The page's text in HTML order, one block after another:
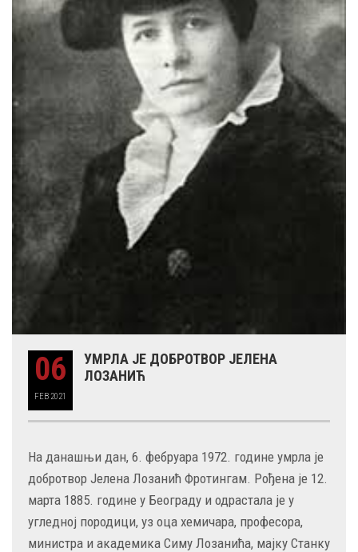
06
FEB 2021
УМРЛА ЈЕ ДОБРОТВОР ЈЕЛЕНА
ЛОЗАНИЋ
На данашњи дан, 6. фебруара 1972. године умрла је
добротвор Јелена Лозанић Фротингам. Рођена је 12.
марта 1885. године у Београду и одрастала је у
угледној породици, уз оца хемичара, професора,
министра и академика Симу Лозанића, мајку Станку